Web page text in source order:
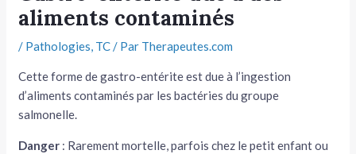
aliments contaminés
/ Pathologies, TC/ Par Therapeutes.com
Cette forme de gastro-entérite est due à l’ingestion
d’aliments contaminés par les bactéries du groupe
salmonelle.
Danger : Rarement mortelle, parfois chez le petit enfant ou